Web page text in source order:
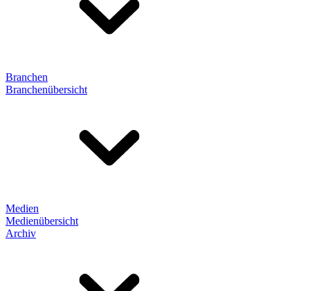
Branchen
Branchenübersicht
Medien
Medienübersicht
Archiv